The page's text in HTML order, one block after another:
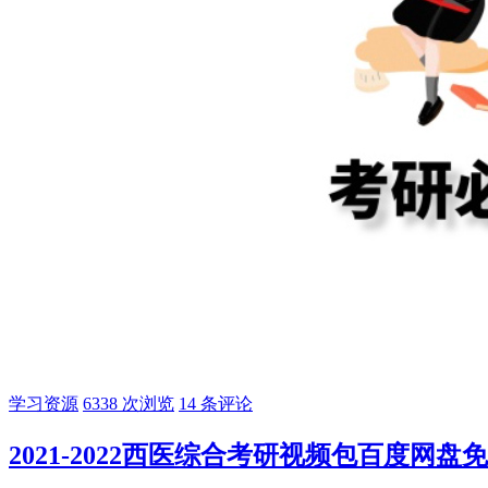
学习资源 6338 次浏览 14 条评论
2021-2022西医综合考研视频包百度网盘